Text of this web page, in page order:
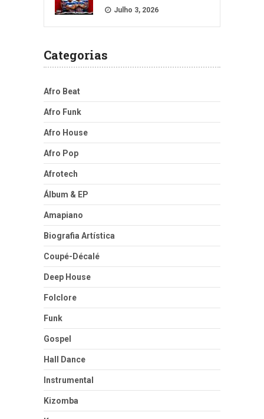
Julho 3, 2026
Categorias
Afro Beat
Afro Funk
Afro House
Afro Pop
Afrotech
Álbum & EP
Amapiano
Biografia Artística
Coupé-Décalé
Deep House
Folclore
Funk
Gospel
Hall Dance
Instrumental
Kizomba